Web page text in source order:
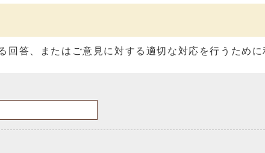
回答、またはご意見に対する適切な対応を行うため